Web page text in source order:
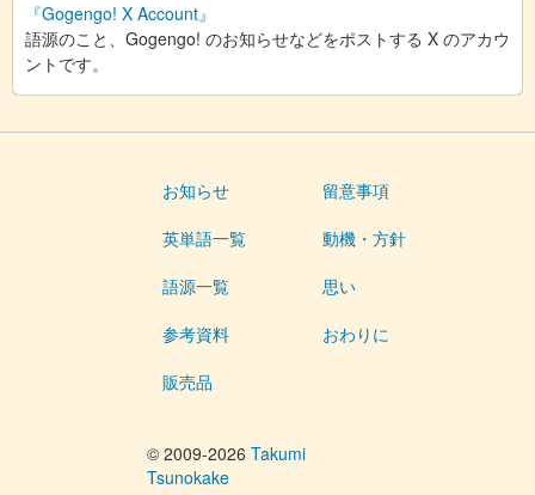
『Gogengo! X Account』
語源のこと、Gogengo! のお知らせなどをポストする X のアカウ
ントです。
お知らせ
英単語一覧
語源一覧
参考資料
販売品
留意事項
動機・方針
思い
おわりに
© 2009-2026 Takumi
Tsunokake